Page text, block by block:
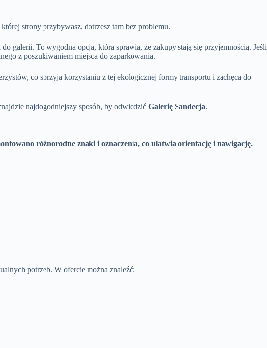
strony przybywasz, dotrzesz tam bez problemu.
galerii. To wygodna opcja, która sprawia, że zakupy stają się przyjemnością. Jeśli
z poszukiwaniem miejsca do zaparkowania.
co sprzyja korzystaniu z tej ekologicznej formy transportu i zachęca do
najdogodniejszy sposób, by odwiedzić Galerię Sandecja.
różnorodne znaki i oznaczenia, co ułatwia orientację i nawigację.
potrzeb. W ofercie można znaleźć: